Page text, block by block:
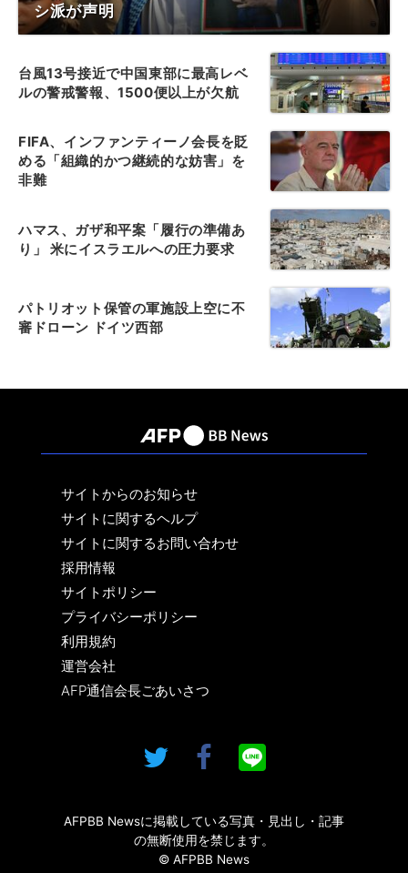
シ派が声明
台風13号接近で中国東部に最高レベ
ルの警戒警報、1500便以上が欠航
FIFA、インファンティーノ会長を貶
める「組織的かつ継続的な妨害」を
非難
ハマス、ガザ和平案「履行の準備あ
り」 米にイスラエルへの圧力要求
パトリオット保管の軍施設上空に不
審ドローン ドイツ西部
サイトからのお知らせ
サイトに関するヘルプ
サイトに関するお問い合わせ
採用情報
サイトポリシー
プライバシーポリシー
利用規約
運営会社
AFP通信会長ごあいさつ
AFPBB Newsに掲載している写真・見出し・記事
の無断使用を禁じます。
© AFPBB News